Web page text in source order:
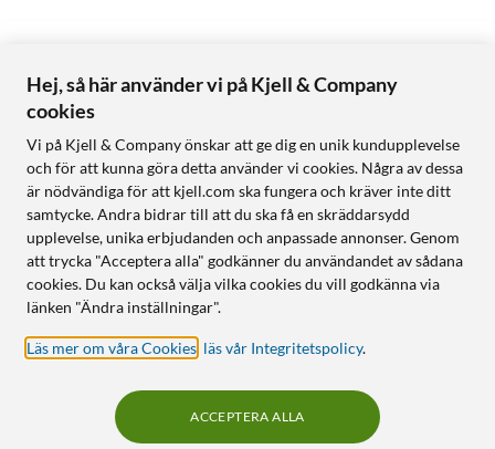
Hej, så här använder vi på Kjell & Company
cookies
Vi på Kjell & Company önskar att ge dig en unik kundupplevelse
och för att kunna göra detta använder vi cookies. Några av dessa
är nödvändiga för att kjell.com ska fungera och kräver inte ditt
samtycke. Andra bidrar till att du ska få en skräddarsydd
upplevelse, unika erbjudanden och anpassade annonser. Genom
att trycka "Acceptera alla" godkänner du användandet av sådana
cookies. Du kan också välja vilka cookies du vill godkänna via
länken "Ändra inställningar".
Läs mer om våra Cookies läs vår Integritetspolicy.
ACCEPTERA ALLA